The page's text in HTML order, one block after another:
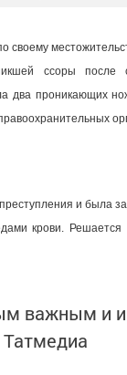
своему
ссоры после
два проникающих
и была
крови. Решается
важным и
Татмедиа